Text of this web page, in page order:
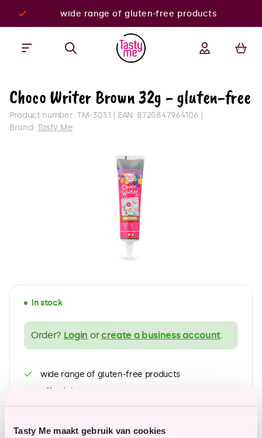
Tasty Me maakt gebruik van cookies
wide range of gluten-free products
Choco Writer Brown 32g - gluten-free
Product number: TM-3031 EAN: 8720847964106
Brand: Tasty Me
In stock
Order? Login orcreate a business account.
wide range of gluten-free products
Affordable top quality